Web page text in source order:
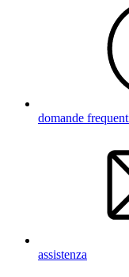
domande
assistenza